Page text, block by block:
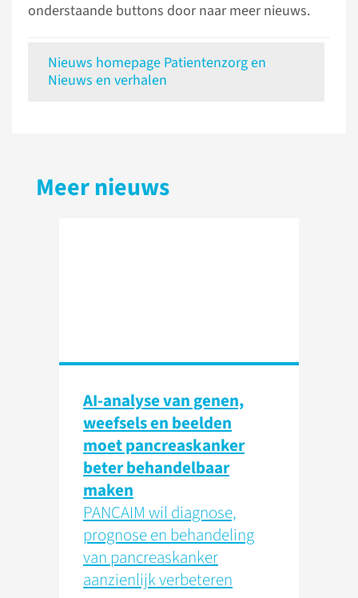
onderstaande buttons door naar meer nieuws.
Nieuws homepage Patientenzorg en
Nieuws en verhalen
Meer nieuws
AI-analyse van genen,
weefsels en beelden
moet pancreaskanker
beter behandelbaar
maken
PANCAIM wil diagnose,
prognose en behandeling
van pancreaskanker
aanzienlijk verbeteren